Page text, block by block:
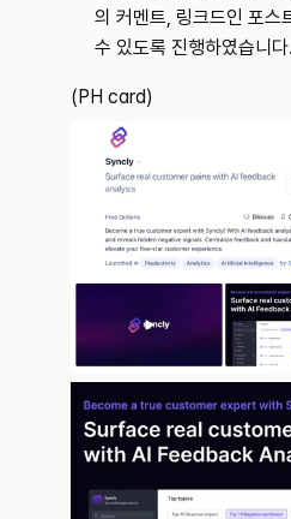
의 커멘트, 링크드인 포스
수 있도록 진행하였습니다.
(PH card)